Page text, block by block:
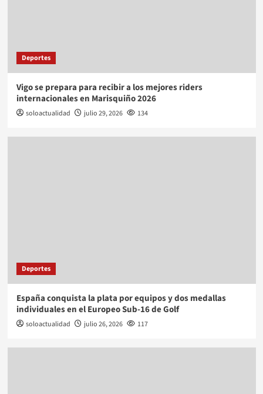
Deportes
Vigo se prepara para recibir a los mejores riders
internacionales en Marisquiño 2026
soloactualidad julio 29, 2026 134
Deportes
España conquista la plata por equipos y dos medallas
individuales en el Europeo Sub-16 de Golf
soloactualidad julio 26, 2026 117